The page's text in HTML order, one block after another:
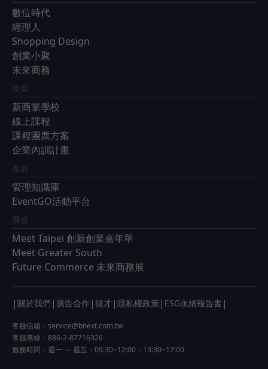
數位時代
經理人
Shopping Design
創業小聚
未來商務
學習
新商業學校
線上課程
課程團票方案
企業內訓計畫
產品
管理知識庫
EventGO活動平台
展會
Meet Taipei 創新創業嘉年華
Meet Greater South
Future Commerce 未來商務展
| 關於我們 | 廣告合作 | 徵才 | 隱私權政策 | ESG永續報告書 |
客服信箱： service@bnext.com.tw
客服專線：886-2-87716326
服務時間：週一 ～ 週五：09:30~12:00；13:30~17:00